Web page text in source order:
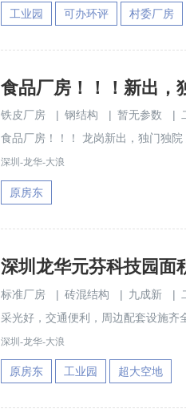
工业园 可办环评 村委厂房
铁皮厂房 | 钢结构 | 暂无参数 |
食品厂房！！！ 龙岗新出，独门独院
深圳-龙华-大浪
原房东
深圳龙华元芬科技园面
标准厂房 | 砖混结构 | 九成新 |
采光好，交通便利，周边配套设施齐
深圳-龙华-大浪
原房东 工业园 超大空地